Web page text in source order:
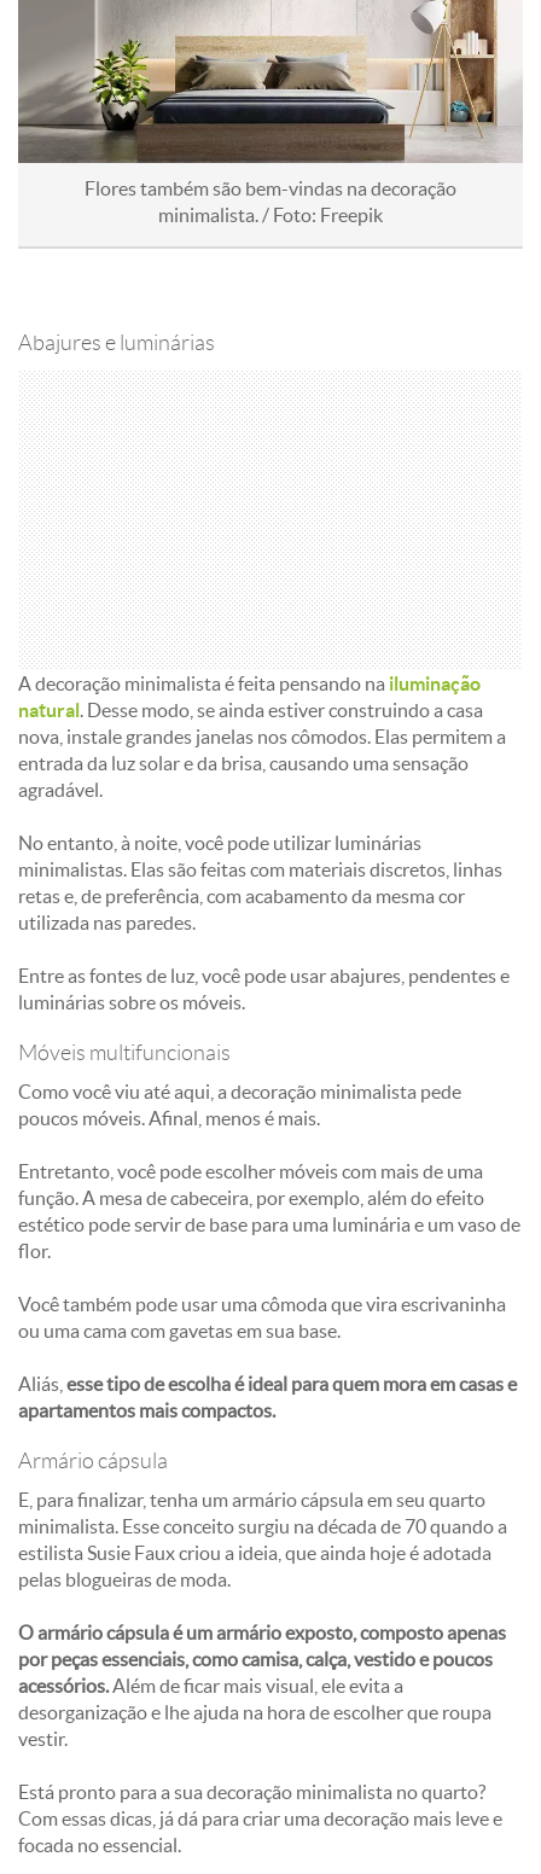
Flores também são bem-vindas na decoração
minimalista. / Foto: Freepik
Abajures e luminárias
A decoração minimalista é feita pensando na iluminação
natural. Desse modo, se ainda estiver construindo a casa
nova, instale grandes janelas nos cômodos. Elas permitem a
entrada da luz solar e da brisa, causando uma sensação
agradável.
No entanto, à noite, você pode utilizar luminárias
minimalistas. Elas são feitas com materiais discretos, linhas
retas e, de preferência, com acabamento da mesma cor
utilizada nas paredes.
Entre as fontes de luz, você pode usar abajures, pendentes e
luminárias sobre os móveis.
Móveis multifuncionais
Como você viu até aqui, a decoração minimalista pede
poucos móveis. Afinal, menos é mais.
Entretanto, você pode escolher móveis com mais de uma
função. A mesa de cabeceira, por exemplo, além do efeito
estético pode servir de base para uma luminária e um vaso de
flor.
Você também pode usar uma cômoda que vira escrivaninha
ou uma cama com gavetas em sua base.
Aliás, esse tipo de escolha é ideal para quem mora em casas e
apartamentos mais compactos.
Armário cápsula
E, para finalizar, tenha um armário cápsula em seu quarto
minimalista. Esse conceito surgiu na década de 70 quando a
estilista Susie Faux criou a ideia, que ainda hoje é adotada
pelas blogueiras de moda.
O armário cápsula é um armário exposto, composto apenas
por peças essenciais, como camisa, calça, vestido e poucos
acessórios.Além de ficar mais visual, ele evita a
desorganização e lhe ajuda na hora de escolher que roupa
vestir.
Está pronto para a sua decoração minimalista no quarto?
Com essas dicas, já dá para criar uma decoração mais leve e
focada no essencial.